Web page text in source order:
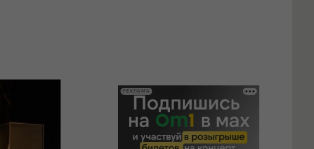
РЕКЛАМА